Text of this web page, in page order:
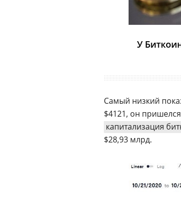
У
Самый низкий
$4121, он
капитализация
$28,93 млрд.